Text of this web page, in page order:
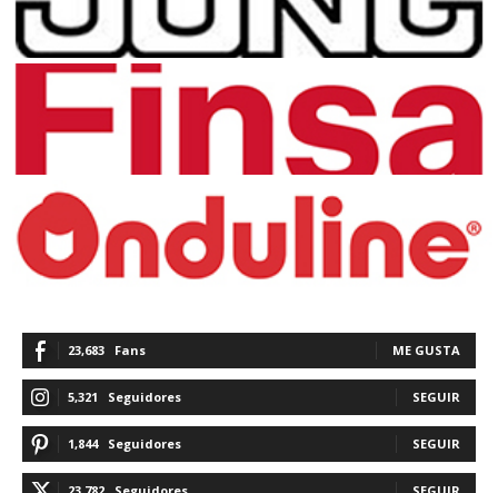
23,683 Fans ME GUSTA
5,321 Seguidores SEGUIR
1,844 Seguidores SEGUIR